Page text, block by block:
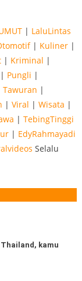
| LaluLintas
| Kuliner|
| Kriminal |
| Pungli |
Tawuran |
| Viral | Wisata |
| TebingTinggi
| EdyRahmayadi
Selalu
kamu